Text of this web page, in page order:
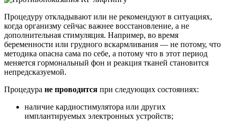
Процедуру откладывают или не рекомендуют в ситуациях,
когда организму сейчас важнее восстановление, а не
дополнительная стимуляция. Например, во время
беременности или грудного вскармливания — не потому, что
методика опасна сама по себе, а потому что в этот период
меняется гормональный фон и реакция тканей становится
непредсказуемой.
Процедура не проводится при следующих состояниях:
наличие кардиостимулятора или других
имплантируемых электронных устройств;